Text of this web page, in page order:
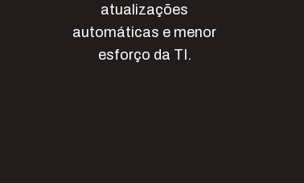
atualizações
automáticas e menor
esforço da TI.